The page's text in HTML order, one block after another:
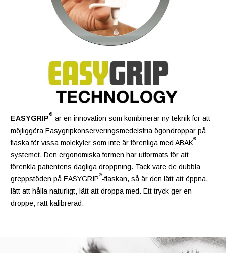
EASYGRIP® är en innovation som kombinerar ny teknik för att
möjliggöra Easygripkonserveringsmedelsfria ögondroppar på
flaska för vissa molekyler som inte är förenliga med ABAK®
systemet. Den ergonomiska formen har utformats för att
förenkla patientens dagliga droppning. Tack vare de dubbla
greppstöden på EASYGRIP®-flaskan, så är den lätt att öppna,
lätt att hålla naturligt, lätt att droppa med. Ett tryck ger en
droppe, rätt kalibrerad.